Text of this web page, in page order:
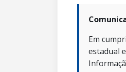
Em
estadual